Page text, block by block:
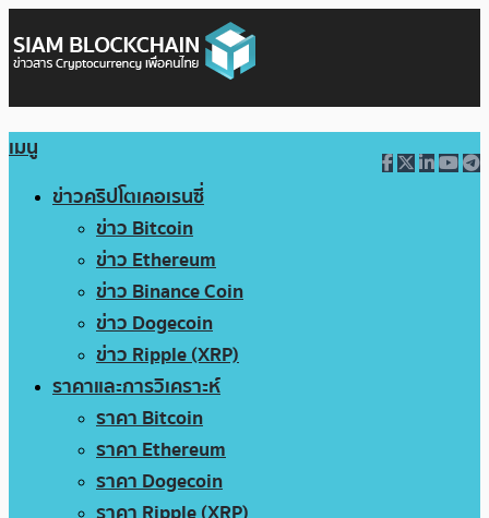
เมนู
ข่าวคริปโตเคอเรนซี่
ข่าว Bitcoin
ข่าว Ethereum
ข่าว Binance Coin
ข่าว Dogecoin
ข่าว Ripple (XRP)
ราคาและการวิเคราะห์
ราคา Bitcoin
ราคา Ethereum
ราคา Dogecoin